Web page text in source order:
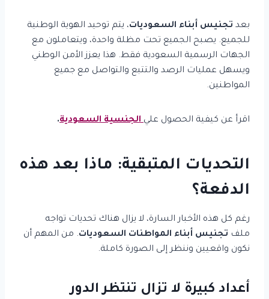
بعد تجنيس أبناء السعوديات، يتم توحيد الهوية الوطنية
للجميع. يصبح الجميع تحت مظلة واحدة، ويتعاملون مع
الجهات الرسمية السعودية فقط. هذا يعزز الأمن الوطني
ويسهل عمليات الرصد والتتبع والتواصل مع جميع
المواطنين.
اقرأ عن كيفية الحصول عليالجنسية السعودية.
التحديات المتبقية: ماذا بعد هذه
الدفعة؟
رغم كل هذه الأخبار السارة، لا يزال هناك تحديات تواجه
ملف تجنيس أبناء المواطنات السعوديات. من المهم أن
نكون واقعيين وننظر إلى الصورة كاملة.
أعداد كبيرة لا تزال تنتظر الدور